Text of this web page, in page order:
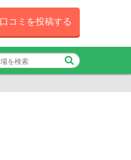
口コミを投稿する